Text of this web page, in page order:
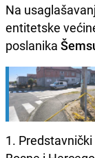
Na
entitetske
poslanika
1.